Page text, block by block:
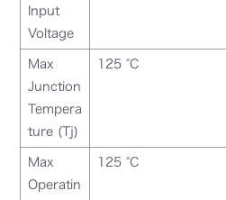
Input
Voltage
Max
Junction
Tempera
ture (Tj)
125 °C
Max
Operatin
125 °C